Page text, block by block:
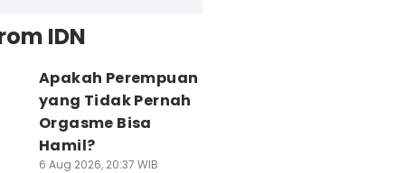
IDN
Apakah Perempuan
yang Tidak Pernah
Orgasme Bisa
Hamil?
6 Aug 2026, 20:37 WIB